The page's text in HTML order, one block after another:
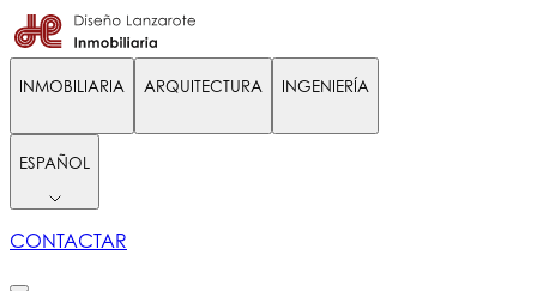
INMOBILIARIA ARQUITECTURA INGENIERÍA
ESPAÑOL
CONTACTAR